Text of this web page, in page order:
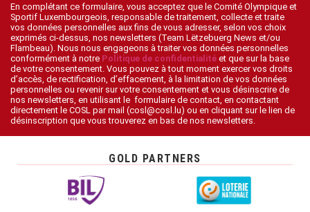
En complétant ce formulaire, vous acceptez que le Comité Olympique et
Sportif Luxembourgeois, responsable de traitement, collecte et traite
vos données personnelles aux fins de vous adresser, selon vos choix
exprimés ci-dessus, nos newsletters (Team Lëtzebuerg News et/ou
Flambeau). Nous nous engageons à traiter vos données personnelles
conformément à notre Politique de confidentialité et que sur la base
de votre consentement. Vous pouvez à tout moment exercer vos droits
d’accès, de rectification, d’effacement, à la limitation de vos données
personnelles ou revenir sur votre consentement et vous désinscrire de
nos newsletters, en utilisant le formulaire de contact, en contactant
directement le COSL par mail (cosl@cosl.lu) ou en cliquant sur le lien de
désinscription que vous trouverez en bas de nos newsletters.
GOLD PARTNERS